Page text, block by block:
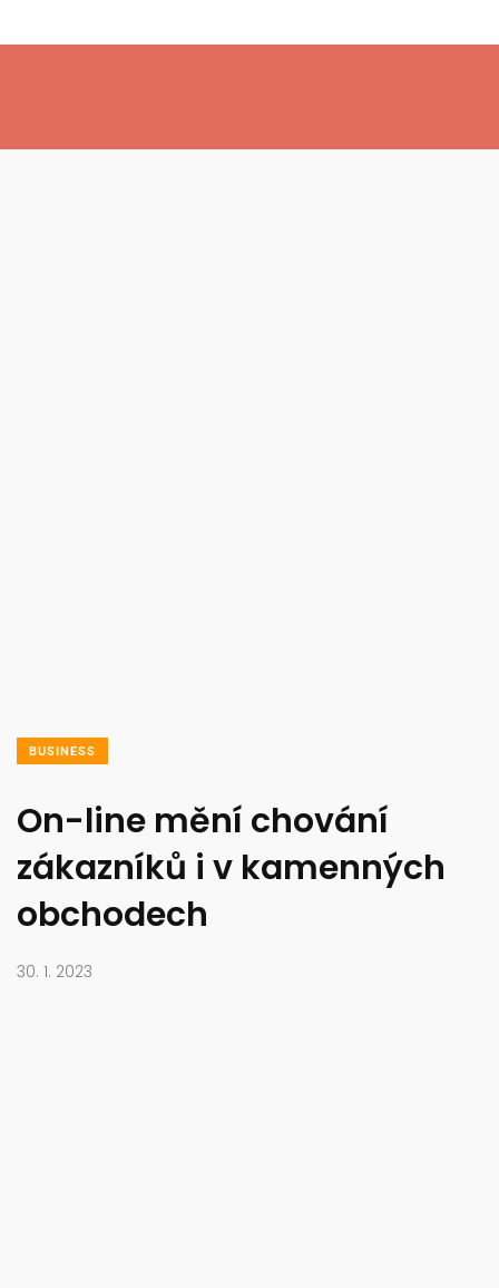
BUSINESS
On-line mění chování
zákazníků i v kamenných
obchodech
30. 1. 2023